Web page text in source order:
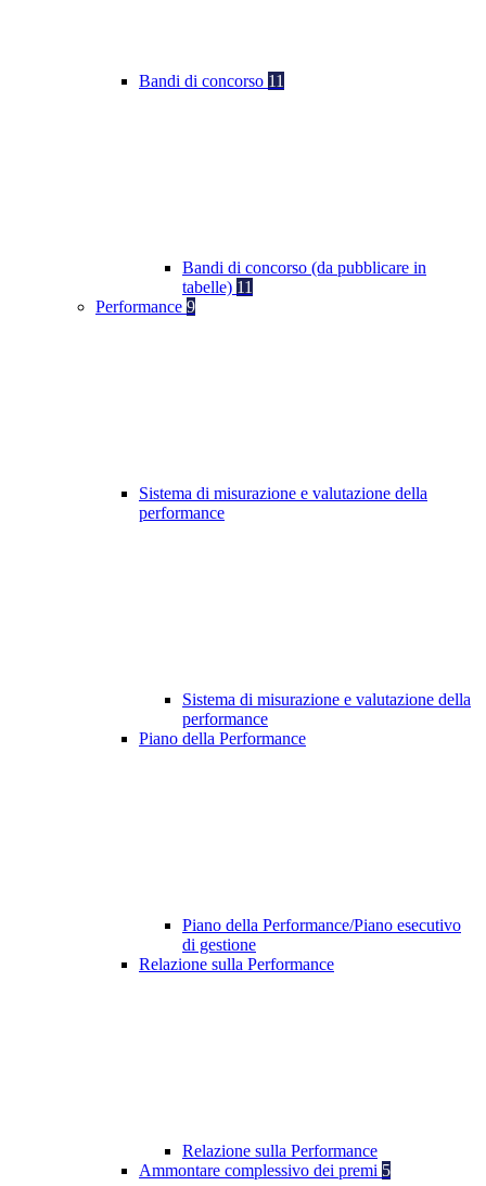
Bandi di concorso 11
Bandi di concorso (da pubblicare in
tabelle) 11
Performance 9
Sistema di misurazione e valutazione della
performance
Sistema di misurazione e valutazione della
performance
Piano della Performance
Piano della Performance/Piano esecutivo
di gestione
Relazione sulla Performance
Relazione sulla Performance
Ammontare complessivo dei premi 5